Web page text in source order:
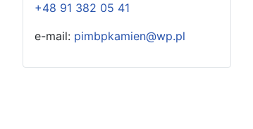
+48 91 382 05 41
e-mail: pimbpkamien@wp.pl